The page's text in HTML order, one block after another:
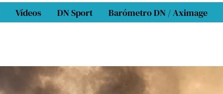
Vídeos DN Sport Barómetro DN / Aximage